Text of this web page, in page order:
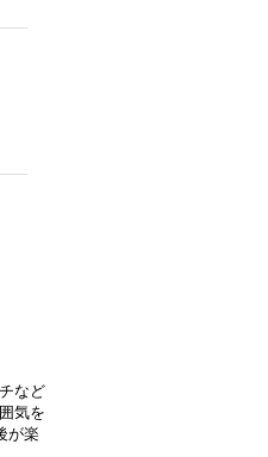
など
気を
が楽